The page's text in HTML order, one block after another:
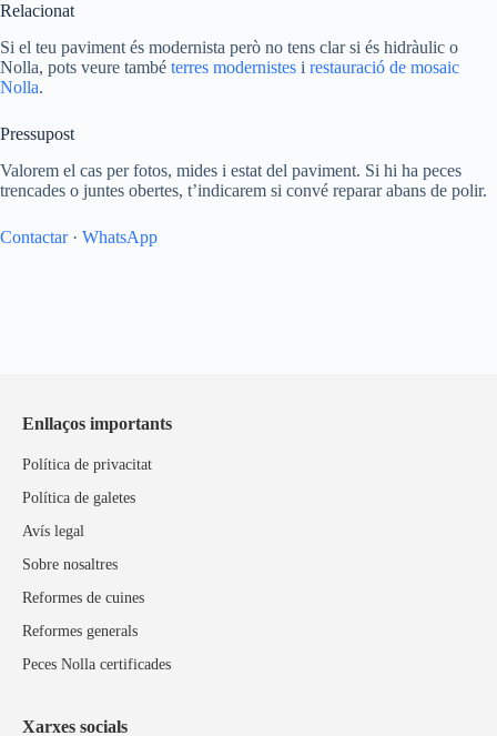
Relacionat
Si el teu paviment és modernista però no tens clar si és hidràulic o
Nolla, pots veure també terres modernistes i restauració de mosaic
Nolla.
Pressupost
Valorem el cas per fotos, mides i estat del paviment. Si hi ha peces
trencades o juntes obertes, t’indicarem si convé reparar abans de polir.
Contactar· WhatsApp
Enllaços importants
Política de privacitat
Política de galetes
Avís legal
Sobre nosaltres
Reformes de cuines
Reformes generals
Peces Nolla certificades
Xarxes socials